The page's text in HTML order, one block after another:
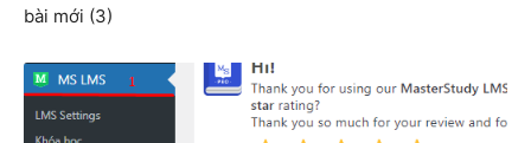
bài mới (3)